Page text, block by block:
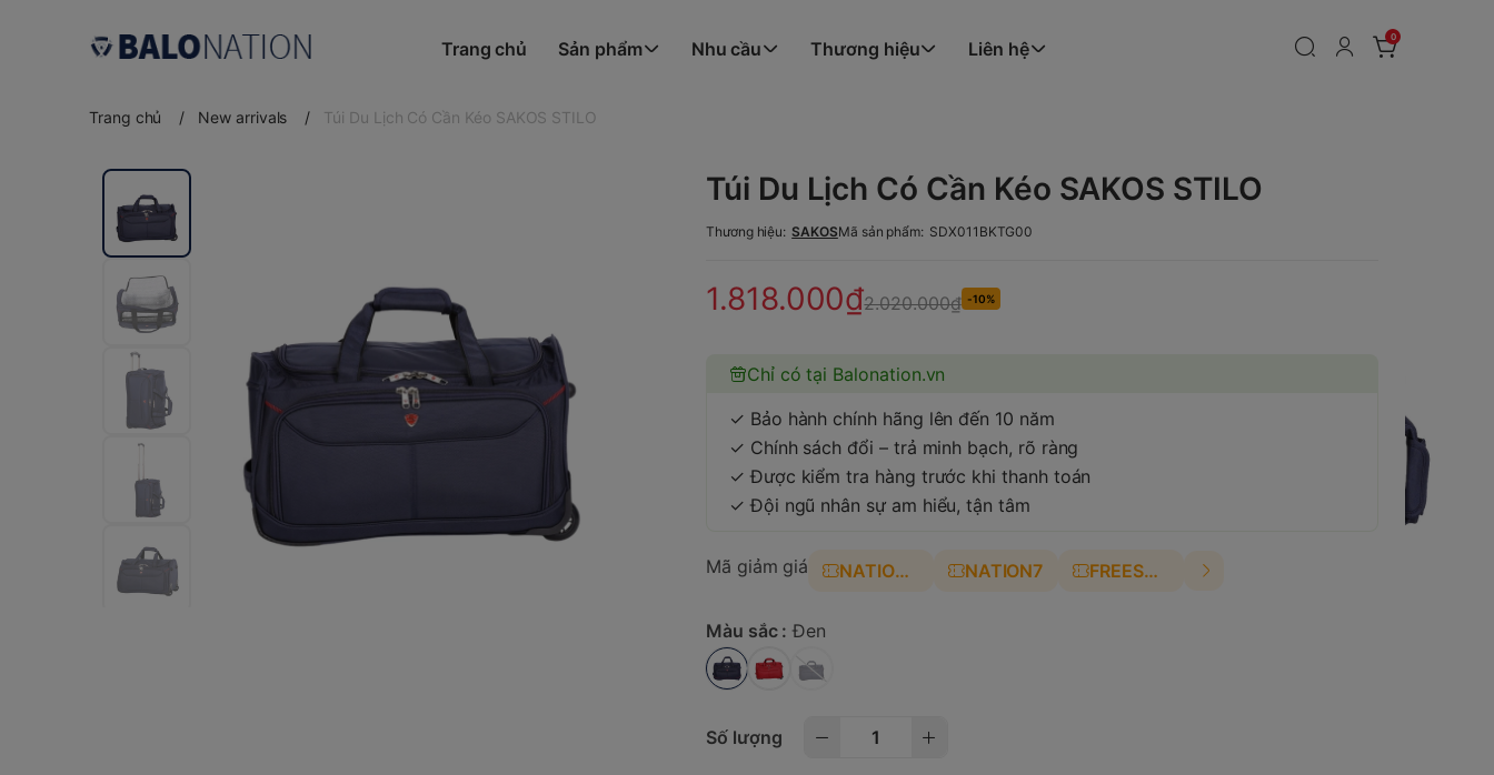
Trang chủ Sản phẩm Nhu cầu Thương hiệu Liên hệ
0
Trang chủ / New arrivals / Túi Du Lịch Có Cần Kéo SAKOS STILO
Túi Du Lịch Có Cần Kéo SAKOS STILO
Thương hiệu: SAKOSMã sản phẩm: SDX011BKTG00
1.818.000₫2.020.000₫ -10%
Chỉ có tại Balonation.vn
✓ Bảo hành chính hãng lên đến 10 năm
✓ Chính sách đổi – trả minh bạch, rõ ràng
✓ Được kiểm tra hàng trước khi thanh toán
✓ Đội ngũ nhân sự am hiểu, tận tâm
Mã giảm giá NATION4 NATION7 FREESHIP
Màu sắc : Đen
Số lượng